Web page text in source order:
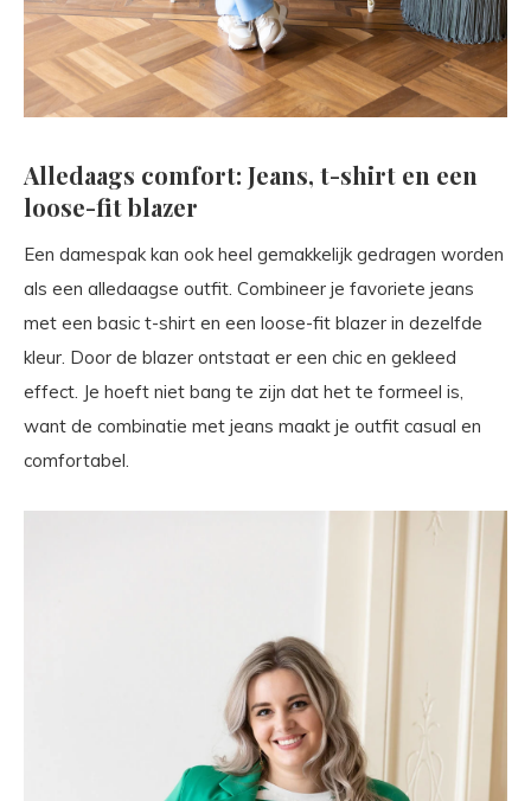
Alledaags comfort: Jeans, t-shirt en een
loose-fit blazer
Een damespak kan ook heel gemakkelijk gedragen worden
als een alledaagse outfit. Combineer je favoriete jeans
met een basic t-shirt en een loose-fit blazer in dezelfde
kleur. Door de blazer ontstaat er een chic en gekleed
effect. Je hoeft niet bang te zijn dat het te formeel is,
want de combinatie met jeans maakt je outfit casual en
comfortabel.